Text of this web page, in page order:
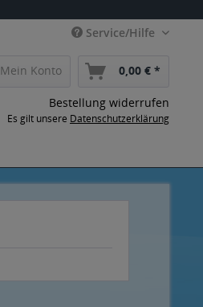
Service/Hilfe
Mein Konto 0,00 € *
Bestellung widerrufen
Es gilt unsere Datenschutzerklärung